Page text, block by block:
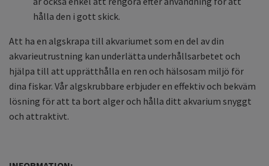
hålla den i gott skick.
Att ha en algskrapa till akvariumet som en del av din
akvarieutrustning kan underlätta underhållsarbetet och
hjälpa till att upprätthålla en ren och hälsosam miljö för
dina fiskar. Vår algskrubbare erbjuder en effektiv och bekväm
lösning för att ta bort alger och hålla ditt akvarium snyggt
och attraktivt.